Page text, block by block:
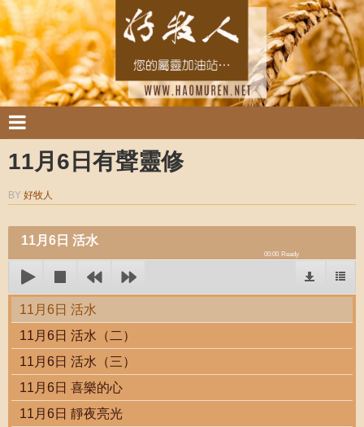
11月6日有聲靈修
BY 好牧人
11月6日 活水
00:00 Ready
11月6日 活水
11月6日 活水（二）
11月6日 活水（三）
11月6日 喜樂的心
11月6日 靜夜亮光